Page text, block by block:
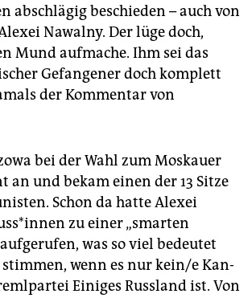
abschlägig beschieden – auch von
Nawalny. Der lüge doch,
Mund aufmache. Ihm sei das
Gefangener doch komplett
der Kommentar von
bei der Wahl zum Moskauer
an und bekam einen der 13 Sitze
Schon da hatte Alexei
zu einer „smarten
was so viel bedeutet
wenn es nur kein/e Kan­
Einiges Russland ist. Von